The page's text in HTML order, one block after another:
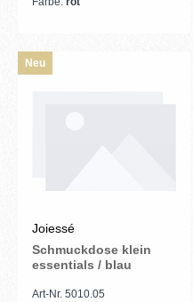
Neu
Joiessé
Schmuckdose klein
essentials / blau
Art-Nr. 5010.05